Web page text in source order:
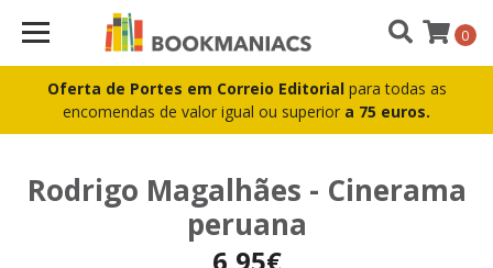
Oferta de Portes em Correio Editorial para todas as
encomendas de valor igual ou superior a 75 euros.
0
Rodrigo Magalhães - Cinerama
peruana